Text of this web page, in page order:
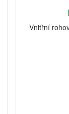
Vnitřní